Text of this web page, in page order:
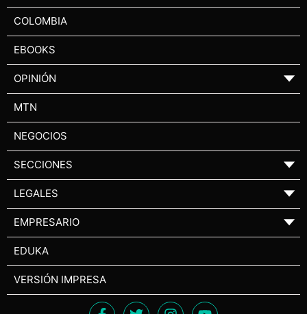
COLOMBIA
EBOOKS
OPINIÓN ▼
MTN
NEGOCIOS
SECCIONES ▼
LEGALES ▼
EMPRESARIO ▼
EDUKA
VERSIÓN IMPRESA